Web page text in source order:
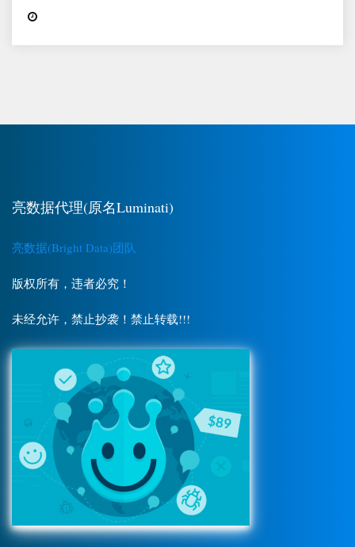
亮数据代理(原名Luminati)
亮数据(Bright Data)团队
版权所有，违者必究！
未经允许，禁止抄袭！禁止转载!!!